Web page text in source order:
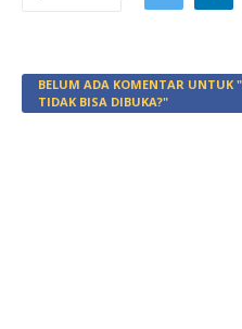
BELUM ADA KOMENTAR UNTUK
TIDAK BISA DIBUKA?"